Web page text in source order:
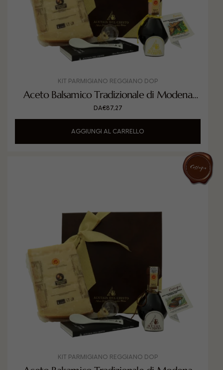
KIT PARMIGIANO REGGIANO DOP
Aceto Balsamico Tradizionale di Modena
DOP invecchiato in Rovere con Parmigiano
Reggiano DOP
DA€87,27
AGGIUNGI AL CARRELLO
KIT PARMIGIANO REGGIANO DOP